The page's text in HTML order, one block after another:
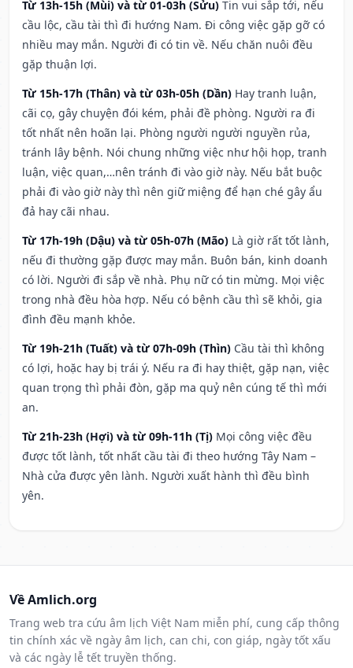
Từ 13h-15h (Mùi) và từ 01-03h (Sửu) Tin vui sắp tới, nếu
cầu lộc, cầu tài thì đi hướng Nam. Đi công việc gặp gỡ có
nhiều may mắn. Người đi có tin về. Nếu chăn nuôi đều
gặp thuận lợi.
Từ 15h-17h (Thân) và từ 03h-05h (Dần) Hay tranh luận,
cãi cọ, gây chuyện đói kém, phải đề phòng. Người ra đi
tốt nhất nên hoãn lại. Phòng người người nguyền rủa,
tránh lây bệnh. Nói chung những việc như hội họp, tranh
luận, việc quan,…nên tránh đi vào giờ này. Nếu bắt buộc
phải đi vào giờ này thì nên giữ miệng để hạn ché gây ẩu
đả hay cãi nhau.
Từ 17h-19h (Dậu) và từ 05h-07h (Mão) Là giờ rất tốt lành,
nếu đi thường gặp được may mắn. Buôn bán, kinh doanh
có lời. Người đi sắp về nhà. Phụ nữ có tin mừng. Mọi việc
trong nhà đều hòa hợp. Nếu có bệnh cầu thì sẽ khỏi, gia
đình đều mạnh khỏe.
Từ 19h-21h (Tuất) và từ 07h-09h (Thìn) Cầu tài thì không
có lợi, hoặc hay bị trái ý. Nếu ra đi hay thiệt, gặp nạn, việc
quan trọng thì phải đòn, gặp ma quỷ nên cúng tế thì mới
an.
Từ 21h-23h (Hợi) và từ 09h-11h (Tị) Mọi công việc đều
được tốt lành, tốt nhất cầu tài đi theo hướng Tây Nam –
Nhà cửa được yên lành. Người xuất hành thì đều bình
yên.
Về Amlich.org
Trang web tra cứu âm lịch Việt Nam miễn phí, cung cấp thông
tin chính xác về ngày âm lịch, can chi, con giáp, ngày tốt xấu
và các ngày lễ tết truyền thống.